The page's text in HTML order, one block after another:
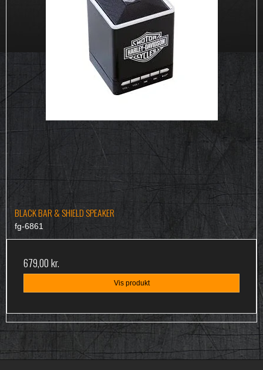
BLACK BAR & SHIELD SPEAKER
fg-6861
679,00 kr.
Vis produkt